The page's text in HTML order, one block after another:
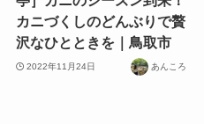
カニづくしのどんぶりで贅
沢なひとときを｜鳥取市
2022年11月24日 あんころ